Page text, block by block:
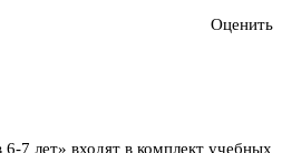
7 лет» входят в комплект учебных
Оценить